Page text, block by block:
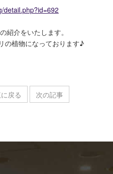
detail.php?id=692
紹介をいたします。
の植物になっております♪
戻る 次の記事